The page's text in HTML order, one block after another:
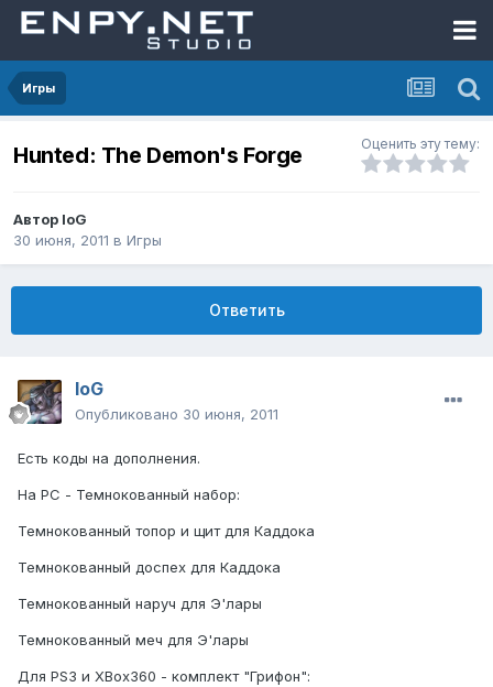
Игры
Hunted: The Demon's Forge Оценить эту тему:
Автор IoG
30 июня, 2011 в Игры
Ответить
IoG
Опубликовано 30 июня, 2011
Есть коды на дополнения.
На PC - Темнокованный набор:
Темнокованный топор и щит для Каддока
Темнокованный доспех для Каддока
Темнокованный наруч для Э'лары
Темнокованный меч для Э'лары
Для PS3 и XBox360 - комплект "Грифон":